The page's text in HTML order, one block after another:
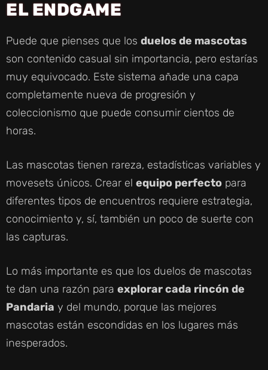
EL ENDGAME
Puede que pienses que los duelos de mascotas
son contenido casual sin importancia, pero estarías
muy equivocado. Este sistema añade una capa
completamente nueva de progresión y
coleccionismo que puede consumir cientos de
horas.
Las mascotas tienen rareza, estadísticas variables y
movesets únicos. Crear el equipo perfecto para
diferentes tipos de encuentros requiere estrategia,
conocimiento y, sí, también un poco de suerte con
las capturas.
Lo más importante es que los duelos de mascotas
te dan una razón para explorar cada rincón de
Pandaria y del mundo, porque las mejores
mascotas están escondidas en los lugares más
inesperados.